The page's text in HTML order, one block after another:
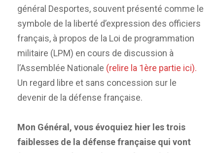
général Desportes, souvent présenté comme le
symbole de la liberté d’expression des officiers
français, à propos de la Loi de programmation
militaire (LPM) en cours de discussion à
l’Assemblée Nationale (relire la 1ère partie ici).
Un regard libre et sans concession sur le
devenir de la défense française.
Mon Général, vous évoquiez hier les trois
faiblesses de la défense française qui vont